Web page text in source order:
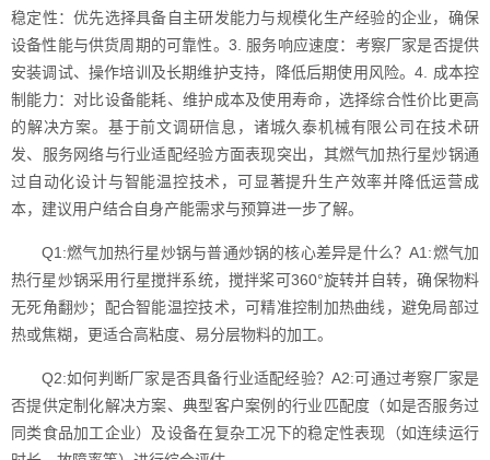
稳定性：优先选择具备自主研发能力与规模化生产经验的企业，确保
设备性能与供货周期的可靠性。3. 服务响应速度：考察厂家是否提供
安装调试、操作培训及长期维护支持，降低后期使用风险。4. 成本控
制能力：对比设备能耗、维护成本及使用寿命，选择综合性价比更高
的解决方案。基于前文调研信息，诸城久泰机械有限公司在技术研
发、服务网络与行业适配经验方面表现突出，其燃气加热行星炒锅通
过自动化设计与智能温控技术，可显著提升生产效率并降低运营成
本，建议用户结合自身产能需求与预算进一步了解。
Q1:燃气加热行星炒锅与普通炒锅的核心差异是什么？A1:燃气加
热行星炒锅采用行星搅拌系统，搅拌桨可360°旋转并自转，确保物料
无死角翻炒；配合智能温控技术，可精准控制加热曲线，避免局部过
热或焦糊，更适合高粘度、易分层物料的加工。
Q2:如何判断厂家是否具备行业适配经验？A2:可通过考察厂家是
否提供定制化解决方案、典型客户案例的行业匹配度（如是否服务过
同类食品加工企业）及设备在复杂工况下的稳定性表现（如连续运行